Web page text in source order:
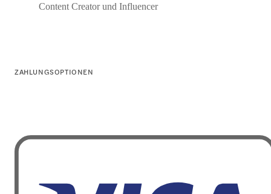
Content Creator und Influencer
ZAHLUNGSOPTIONEN